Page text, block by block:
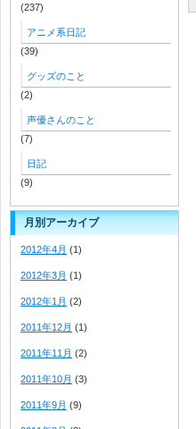
(237)
アニメ系日記
(39)
グッズのこと
(2)
声優さんのこと
(7)
日記
(9)
月別アーカイブ
2012年4月 (1)
2012年3月 (1)
2012年1月 (2)
2011年12月 (1)
2011年11月 (2)
2011年10月 (3)
2011年9月 (9)